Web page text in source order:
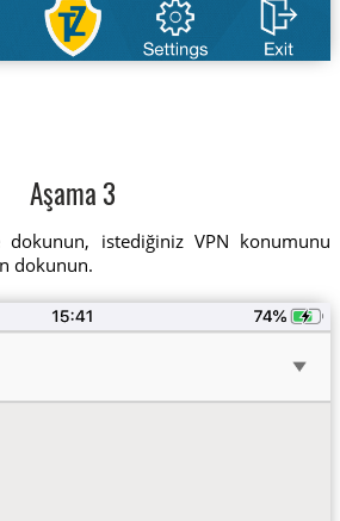
Aşama 3
istediğiniz VPN konumunu
dokunun.